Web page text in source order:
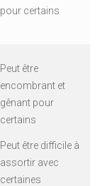
pour certains
Peut être
encombrant et
gênant pour
certains
Peut être difficile à
assortir avec
certaines